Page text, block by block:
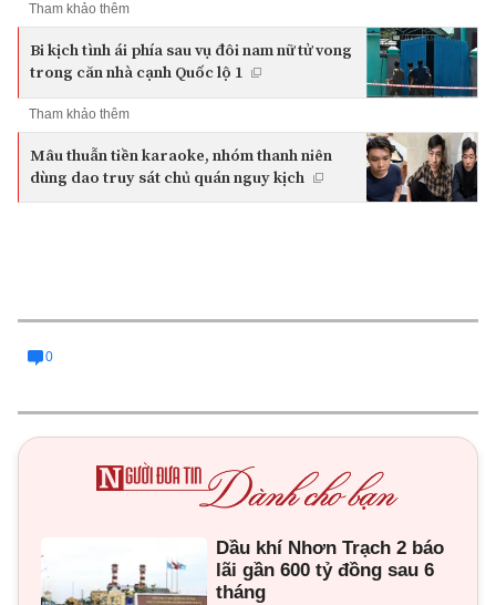
Tham khảo thêm
Bi kịch tình ái phía sau vụ đôi nam nữ tử vong
trong căn nhà cạnh Quốc lộ 1
Tham khảo thêm
Mâu thuẫn tiền karaoke, nhóm thanh niên
dùng dao truy sát chủ quán nguy kịch
0
Dầu khí Nhơn Trạch 2 báo
lãi gần 600 tỷ đồng sau 6
tháng